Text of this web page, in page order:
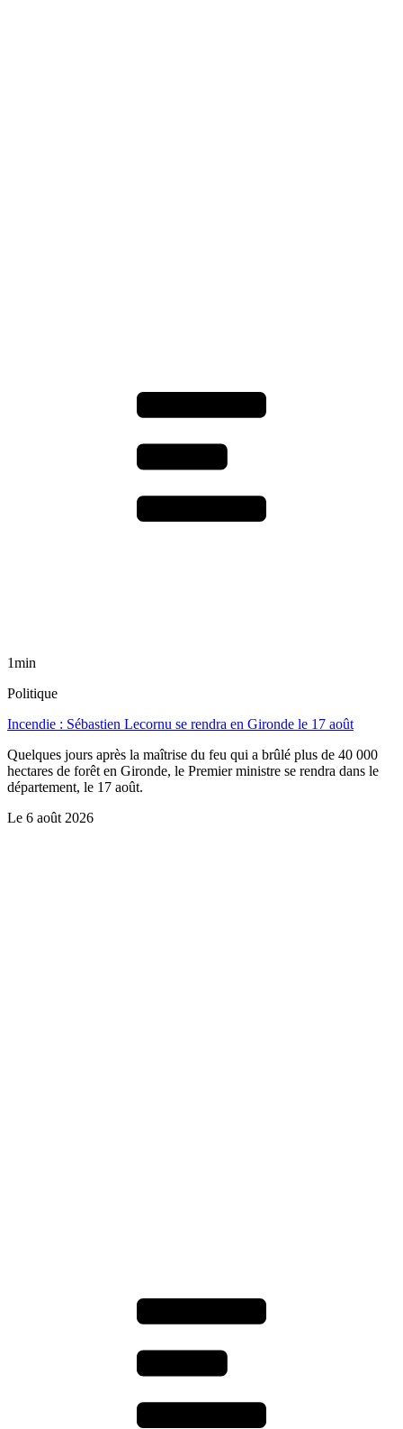
1min
Politique
Incendie : Sébastien Lecornu se rendra en Gironde le 17 août
Quelques jours après la maîtrise du feu qui a brûlé plus de 40 000
hectares de forêt en Gironde, le Premier ministre se rendra dans le
département, le 17 août.
Le 6 août 2026